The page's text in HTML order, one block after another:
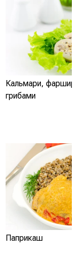
Кальмари,
грибами
Паприкаш